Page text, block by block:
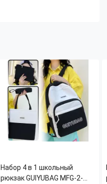
Набор 4 в 1 школьный
рюкзак GUIYUBAG MFG-2-